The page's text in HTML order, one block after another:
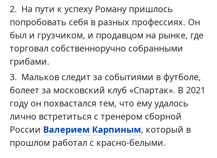
На пути к успеху Роману пришлось
попробовать себя в разных профессиях. Он
был и грузчиком, и продавцом на рынке, где
торговал собственноручно собранными
грибами.
Мальков следит за событиями в футболе,
болеет за московский клуб «Спартак». В 2021
году он похвастался тем, что ему удалось
лично встретиться с тренером сборной
России Валерием Карпиным, который в
прошлом работал с красно-белыми.